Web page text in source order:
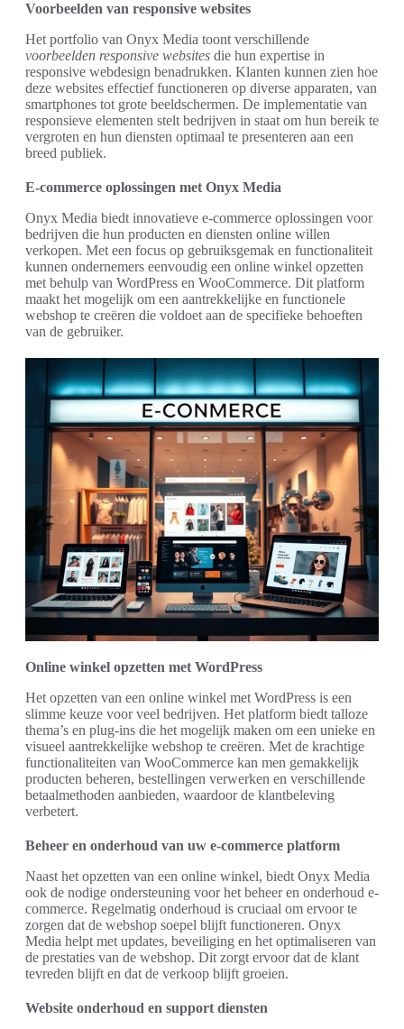
Voorbeelden van responsive websites
Het portfolio van Onyx Media toont verschillende
voorbeelden responsive websites die hun expertise in
responsive webdesign benadrukken. Klanten kunnen zien hoe
deze websites effectief functioneren op diverse apparaten, van
smartphones tot grote beeldschermen. De implementatie van
responsieve elementen stelt bedrijven in staat om hun bereik te
vergroten en hun diensten optimaal te presenteren aan een
breed publiek.
E-commerce oplossingen met Onyx Media
Onyx Media biedt innovatieve e-commerce oplossingen voor
bedrijven die hun producten en diensten online willen
verkopen. Met een focus op gebruiksgemak en functionaliteit
kunnen ondernemers eenvoudig een online winkel opzetten
met behulp van WordPress en WooCommerce. Dit platform
maakt het mogelijk om een aantrekkelijke en functionele
webshop te creëren die voldoet aan de specifieke behoeften
van de gebruiker.
Online winkel opzetten met WordPress
Het opzetten van een online winkel met WordPress is een
slimme keuze voor veel bedrijven. Het platform biedt talloze
thema’s en plug-ins die het mogelijk maken om een unieke en
visueel aantrekkelijke webshop te creëren. Met de krachtige
functionaliteiten van WooCommerce kan men gemakkelijk
producten beheren, bestellingen verwerken en verschillende
betaalmethoden aanbieden, waardoor de klantbeleving
verbetert.
Beheer en onderhoud van uw e-commerce platform
Naast het opzetten van een online winkel, biedt Onyx Media
ook de nodige ondersteuning voor het beheer en onderhoud e-
commerce. Regelmatig onderhoud is cruciaal om ervoor te
zorgen dat de webshop soepel blijft functioneren. Onyx
Media helpt met updates, beveiliging en het optimaliseren van
de prestaties van de webshop. Dit zorgt ervoor dat de klant
tevreden blijft en dat de verkoop blijft groeien.
Website onderhoud en support diensten